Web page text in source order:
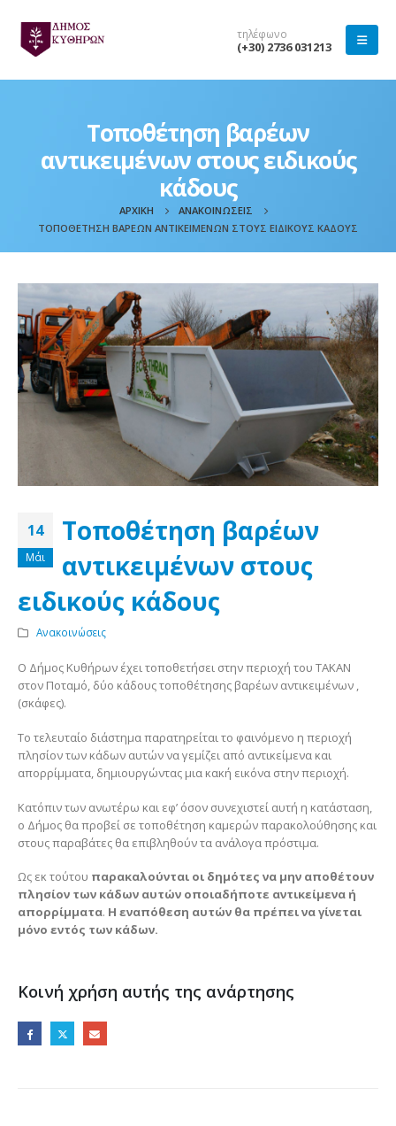
τηλέφωνο
(+30) 2736 031213
Τοποθέτηση βαρέων
αντικειμένων στους ειδικούς
κάδους
ΑΡΧΙΚΉ
ΑΝΑΚΟΙΝΏΣΕΙΣ
ΤΟΠΟΘΈΤΗΣΗ ΒΑΡΈΩΝ ΑΝΤΙΚΕΙΜΈΝΩΝ ΣΤΟΥΣ ΕΙΔΙΚΟΎΣ ΚΆΔΟΥΣ
14
Μάι
Τοποθέτηση βαρέων
αντικειμένων στους
ειδικούς κάδους
Ανακοινώσεις
Ο Δήμος Κυθήρων έχει τοποθετήσει στην περιοχή του ΤΑΚΑΝ
στον Ποταμό, δύο κάδους τοποθέτησης βαρέων αντικειμένων ,
(σκάφες).
Το τελευταίο διάστημα παρατηρείται το φαινόμενο η περιοχή
πλησίον των κάδων αυτών να γεμίζει από αντικείμενα και
απορρίμματα, δημιουργώντας μια κακή εικόνα στην περιοχή.
Κατόπιν των ανωτέρω και εφ’ όσον συνεχιστεί αυτή η κατάσταση,
ο Δήμος θα προβεί σε τοποθέτηση καμερών παρακολούθησης και
στους παραβάτες θα επιβληθούν τα ανάλογα πρόστιμα.
Ως εκ τούτου παρακαλούνται οι δημότες να μην αποθέτουν
πλησίον των κάδων αυτών οποιαδήποτε αντικείμενα ή
απορρίμματα. Η εναπόθεση αυτών θα πρέπει να γίνεται
μόνο εντός των κάδων.
Κοινή χρήση αυτής της ανάρτησης